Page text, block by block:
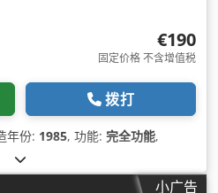
€190
固定价格 不含增值税
拨打
年份: 1985, 功能: 完全功能,
小广告